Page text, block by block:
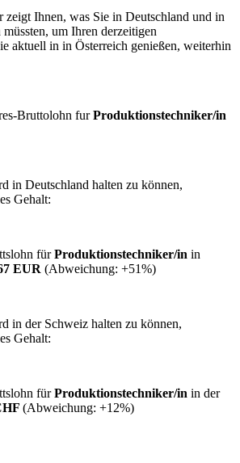
Ihnen, was Sie in Deutschland und in
um Ihren derzeitigen
aktuell in in Österreich genießen, weiterhin
Bruttolohn furProduktionstechniker/in
in Deutschland halten zu können,
Gehalt:
fürProduktionstechniker/in in
EUR (Abweichung: +51%)
in der Schweiz halten zu können,
Gehalt:
fürProduktionstechniker/in in der
(Abweichung: +12%)